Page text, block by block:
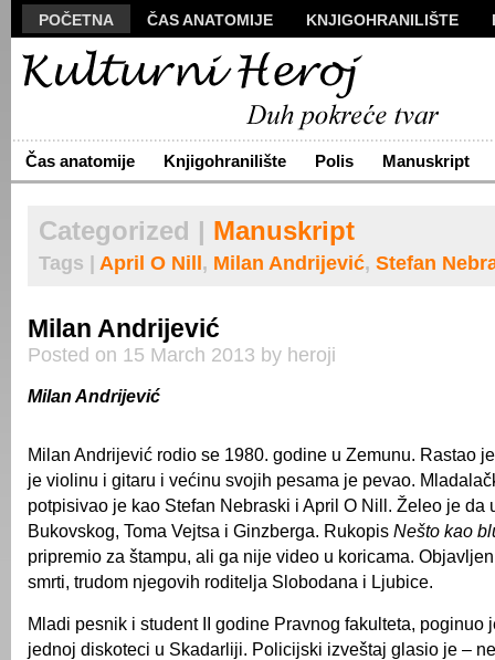
POČETNA ČAS ANATOMIJE KNJIGOHRANILIŠTE
MANUSKRIPT
VIZUALI
ARHIVA
O NAMA ŽIVA REČ
Čas anatomije Knjigohranilište Polis Manuskript
Categorized | Manuskript
Tags | April O Nill , Milan Andrijević, Stefan
Milan Andrijević
Posted on 15 March 2013 by heroji
Milan Andrijević
Milan Andrijević rodio se 1980. godine u Zemunu. Rastao
je violinu i gitaru i većinu svojih pesama je pevao.
potpisivao je kao Stefan Nebraski i April O Nill. Želeo je da
Bukovskog, Toma Vejtsa i Ginzberga. Rukopis Nešto kao
pripremio za štampu, ali ga nije video u koricama.
smrti, trudom njegovih roditelja Slobodana i Ljubice.
Mladi pesnik i student II godine Pravnog fakulteta, poginuo
jednoj diskoteci u Skadarliji. Policijski izveštaj glasio je –